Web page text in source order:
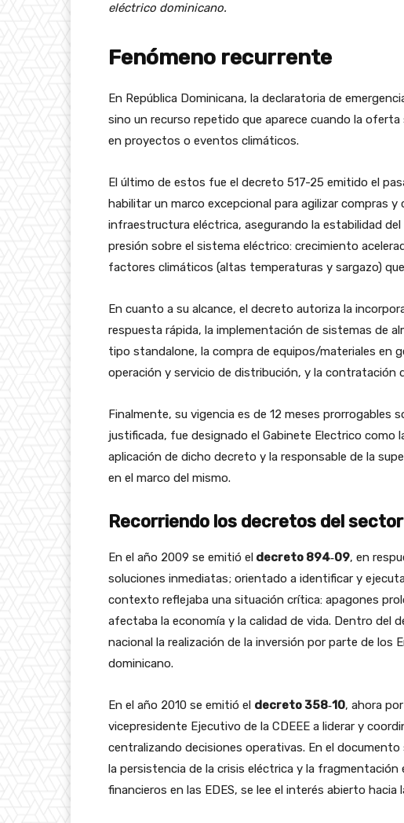
eléctrico dominicano.
Fenómeno recurrente
En República Dominicana, la declaratoria de
sino un recurso repetido que aparece cuando la
en proyectos o eventos climáticos.
El último de estos fue el decreto 517-25 emitido el
habilitar un marco excepcional para agilizar compras
infraestructura eléctrica, asegurando la estabilidad
presión sobre el sistema eléctrico: crecimiento
factores climáticos (altas temperaturas y sargazo)
En cuanto a su alcance, el decreto autoriza la
respuesta rápida, la implementación de sistemas de
tipo standalone, la compra de equipos/materiales en
operación y servicio de distribución, y la contratación
Finalmente, su vigencia es de 12 meses prorrogables
justificada, fue designado el Gabinete Electrico como
aplicación de dicho decreto y la responsable de la
en el marco del mismo.
Recorriendo los decretos del
En el año 2009 se emitió el decreto 894‑09, en
soluciones inmediatas; orientado a identificar y
contexto reflejaba una situación crítica: apagones
afectaba la economía y la calidad de vida. Dentro del
nacional la realización de la inversión por parte de los
dominicano.
En el año 2010 se emitió el decreto 358‑10, ahora
vicepresidente Ejecutivo de la CDEEE a liderar y
centralizando decisiones operativas. En el
la persistencia de la crisis eléctrica y la
financieros en las EDES, se lee el interés abierto hacia